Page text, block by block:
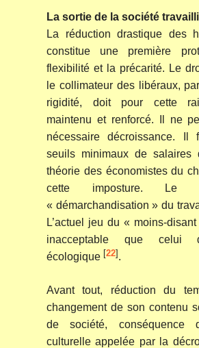
La sortie de la société
La réduction drastique des
constitue une première
flexibilité et la précarité. Le
le collimateur des libéraux,
rigidité, doit pour cette
maintenu et renforcé. Il ne
nécessaire décroissance. Il
seuils minimaux de salaires
théorie des économistes du
cette imposture.
« démarchandisation » du
L’actuel jeu du « moins-
inacceptable que celui
écologique [22].
Avant tout, réduction du
changement de son contenu
de société, conséquence
culturelle appelée par la